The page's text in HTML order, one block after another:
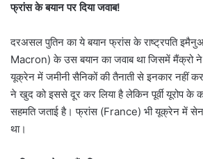
फ्रांस के बयान पर दिया जवाब!
दरअसल पुतिन का ये बयान फ्रांस के राष्ट्रपति
Macron) के उस बयान का जवाब था जिसमें मैंक्रो ने
यूक्रेन में जमीनी सैनिकों की तैनाती से इनकार नहीं
ने खुद को इससे दूर कर लिया है लेकिन पूर्वी यूरोप के
सहमति जताई है। फ्रांस (France) भी यूक्रेन में
था।